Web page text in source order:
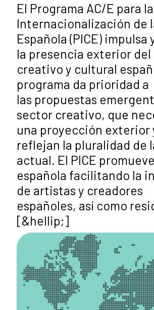
El Programa AC/E para la
Internacionalización de
Española (PICE)
la presencia exterior
creativo y cultural
programa da prioridad a
las propuestas
sector creativo, que
una proyección exterior
reflejan la pluralidad de
actual. El PICE
española facilitando la
de artistas y creadores
españoles, así como
[&hellip;]